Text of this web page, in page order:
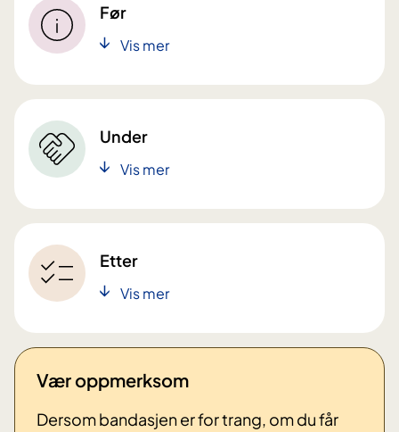
Før
Vis mer
Under
Vis mer
Etter
Vis mer
Vær oppmerksom
Dersom bandasjen er for trang, om du får